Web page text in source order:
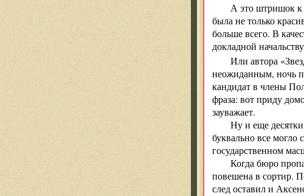
А это штришок к
была не только
больше всего. В
докладной
Или автора
неожиданным, ночь
кандидат в члены
фраза: вот приду
зауважает.
Ну и еще
буквально все могло
государственном
Когда бюро
повешена в сортир.
след оставил и